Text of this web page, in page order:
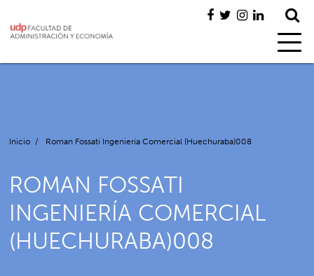
Inicio / Roman Fossati Ingeniería Comercial (Huechuraba)008
ROMAN FOSSATI
INGENIERÍA COMERCIAL
(HUECHURABA)008